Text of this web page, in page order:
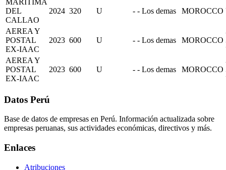
DEL
CALLAO
2024 320 U - - Los demas MOROCCO
AEREA Y
POSTAL
EX-IAAC
2023 600 U - - Los demas MOROCCO
AEREA Y
POSTAL
EX-IAAC
2023 600 U - - Los demas MOROCCO
Datos Perú
Base de datos de empresas en Perú. Información actualizada sobre
empresas peruanas, sus actividades económicas, directivos y más.
Enlaces
Atribuciones